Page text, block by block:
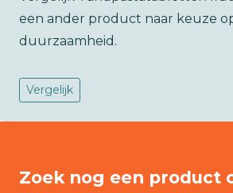
een ander product naar keuze
duurzaamheid.
Vergelijk
Zoek nog een product